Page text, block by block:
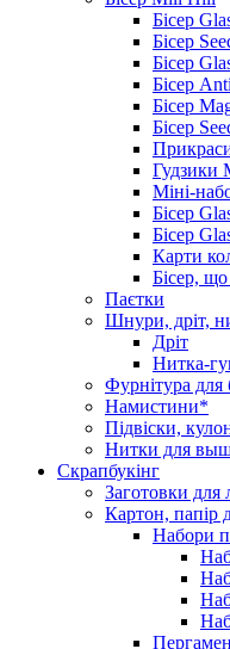
Бісер
Бісер
Бісер
Бісер
Бісер
Бісер
Гудзики
Міні-
Бісер
Бісер
Карти
Бісер, що
Паєтки
Шнури, дріт,
Дріт
Нитка-
Фурнітура для
Намистини*
Підвіски,
Нитки для
Скрапбукінг
Заготовки для
Картон, папір
Набори